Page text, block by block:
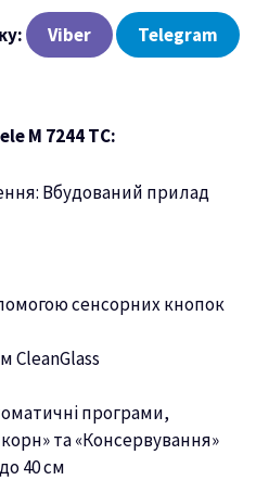
Viber Telegram
M 7244 TC:
Вбудований прилад
сенсорних кнопок
CleanGlass
програми,
та «Консервування»
40 см